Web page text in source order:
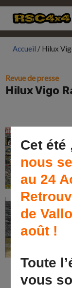
Aller
au
contenu
Accueil / Hilux
Revue de presse
Hilux Vigo
Cet été
nous
au 24
de
août !
Toute
vous